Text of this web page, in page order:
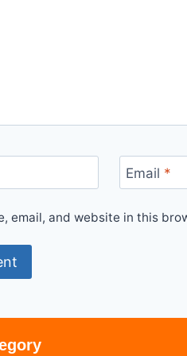
Email *
email, and website in this